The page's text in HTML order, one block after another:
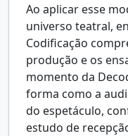
Ao aplicar esse
universo teatral,
Codificação
produção e os
momento da
forma como a
do espetáculo,
estudo de